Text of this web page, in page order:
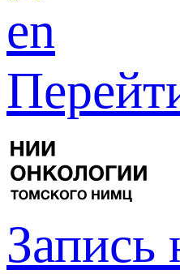
en
Запись